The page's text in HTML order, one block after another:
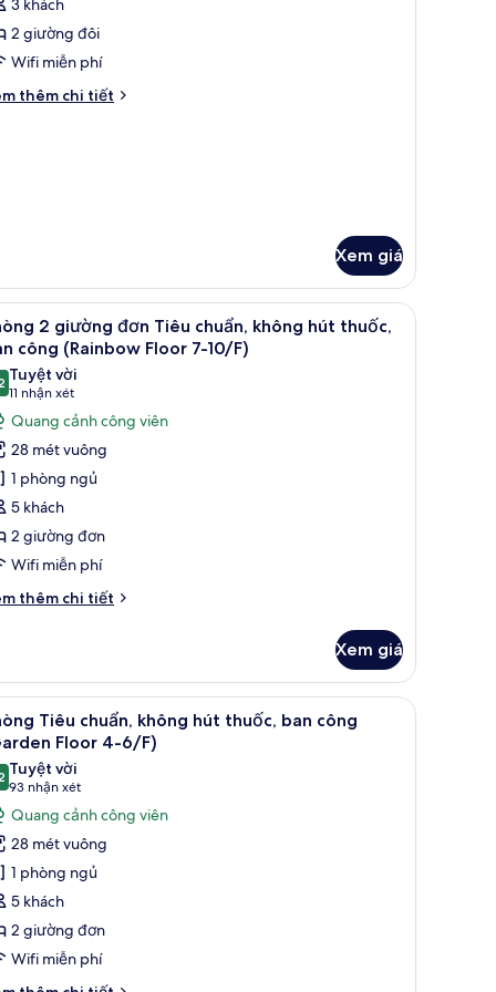
3 khách
2 giường đôi
Wifi miễn phí
thêm chi tiết
Xem giá
thuốc, ban công (Rainbow Floor 7-10/F) | Bộ đồ giường kháng dị ứng,
F)
5
2 giường đơn Tiêu chuẩn, không hút thuốc,
công (Rainbow Floor 7-10/F)
trên 10
Tuyệt vời
11 nhận xét
(11
nhận
xét)
Quang cảnh công viên
28 mét vuông
1 phòng ngủ
5 khách
2 giường đơn
Wifi miễn phí
thêm chi tiết
F)
Xem giá
hoạt tính (memory foam)
Floor 7-10/F) | Bộ đồ giường kháng dị ứng, nệm cao su hoạt tính
Bộ đồ giường kháng dị ứng, nệm cao su
5
Tiêu chuẩn, không hút thuốc, ban công
Floor 4-6/F)
trên 10
Tuyệt vời
93 nhận xét
(93
nhận
xét)
Quang cảnh công viên
28 mét vuông
1 phòng ngủ
5 khách
2 giường đơn
Wifi miễn phí